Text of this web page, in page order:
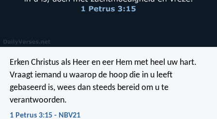
Erken Christus als Heer en eer Hem met heel uw hart.
Vraagt iemand u waarop de hoop die in u leeft
gebaseerd is, wees dan steeds bereid om u te
verantwoorden.
1 Petrus 3:15 - NBV21